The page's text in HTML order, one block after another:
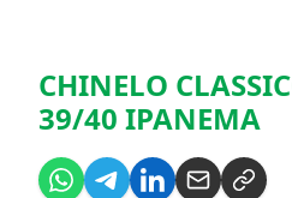
CHINELO
39/40 IPANEMA